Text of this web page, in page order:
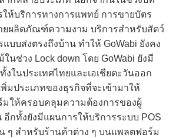
ให้บริการทางการแพทย์ การขายบัตร
ยผลิตภัณฑ์ความงาม บริการสำหรับสัตว์
แบบส่งตรงถึงบ้าน ทำให้ GoWabi ยังคง
นช่วง Lock down โดย GoWabi ยังมี
งในประเทศไทยและเอเชียตะวันออก
พิ่มประเภทของธุรกิจที่จะเข้ามาให้
ให้ครอบคลุมความต้องการของผู้
กทั้งยังมีแผนการให้บริการระบบ POS
ๆ สำหรับร้านค้าต่าง ๆ บนแพลตฟอร์ม